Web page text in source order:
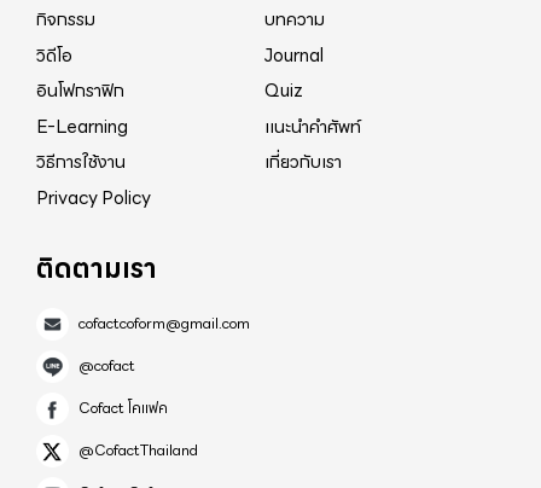
กิจกรรม
บทความ
วิดีโอ
Journal
อินโฟกราฟิก
Quiz
E-Learning
แนะนำคำศัพท์
วิธีการใช้งาน
เกี่ยวกับเรา
Privacy Policy
ติดตามเรา
cofactcoform@gmail.com
@cofact
Cofact โคแฟค
@CofactThailand